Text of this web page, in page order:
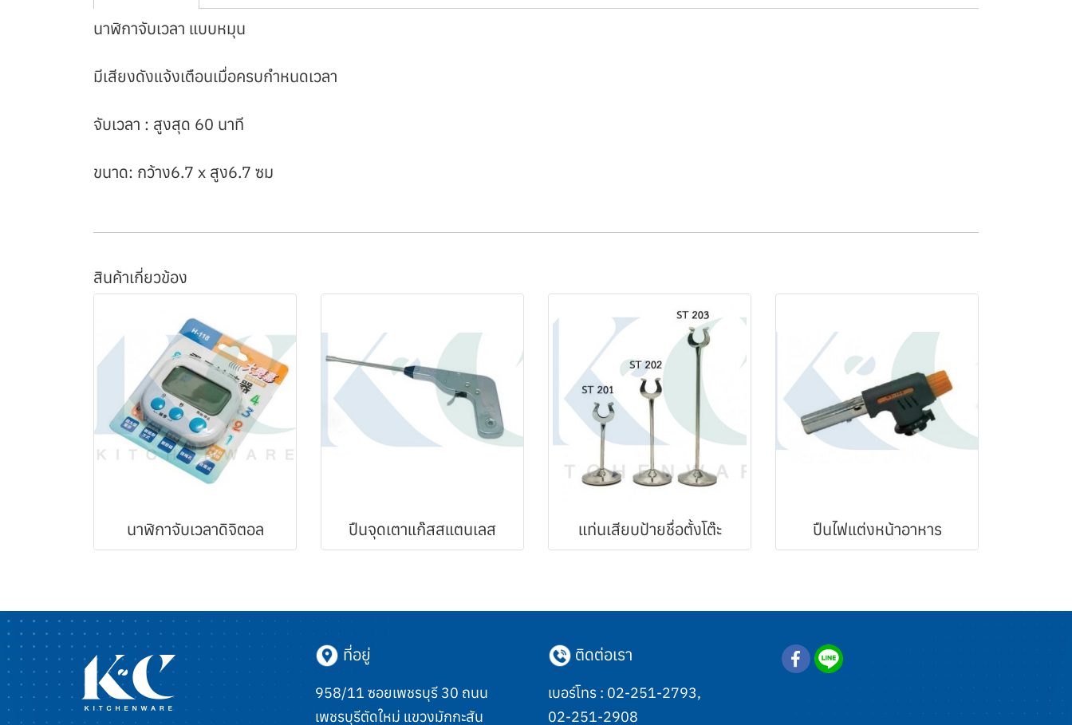
นาฬิกาจับเวลา แบบหมุน
มีเสียงดังแจ้งเตือนเมื่อครบกำหนดเวลา
จับเวลา : สูงสุด 60 นาที
ขนาด: กว้าง6.7 x สูง6.7 ซม
สินค้าเกี่ยวข้อง
นาฬิกาจับเวลาดิจิตอล ปืนจุดเตาแก๊สสแตนเลส แท่นเสียบป้ายชื่อตั้งโต๊ะ ปืนไฟแต่งหน้าอาหาร
ที่อยู่
958/11 ซอยเพชรบุรี 30 ถนน
เพชรบุรีตัดใหม่ แขวงมักกะสัน
ติดต่อเรา
เบอร์โทร : 02-251-2793,
02-251-2908